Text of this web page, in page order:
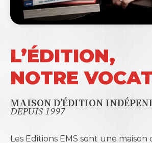
L’ÉDITION,
NOTRE
MAISON D’ÉDITION
DEPUIS 1997
Les Editions EMS sont une maison